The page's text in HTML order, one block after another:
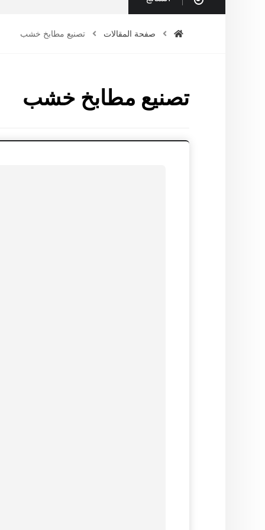
صفحة المقالات تصنيع مطابخ خشب
تصنيع مطابخ خشب